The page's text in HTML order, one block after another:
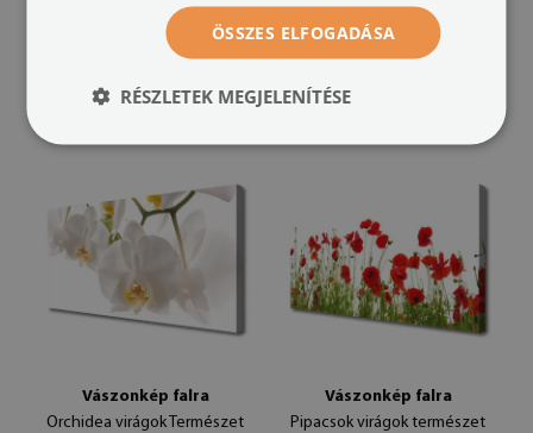
Vászonkép falra
Orchidea virágok Természet
Vászonkép falra
Pipacsok virágok természet
ÖSSZES ELFOGADÁSA
RÉSZLETEK MEGJELENÍTÉSE